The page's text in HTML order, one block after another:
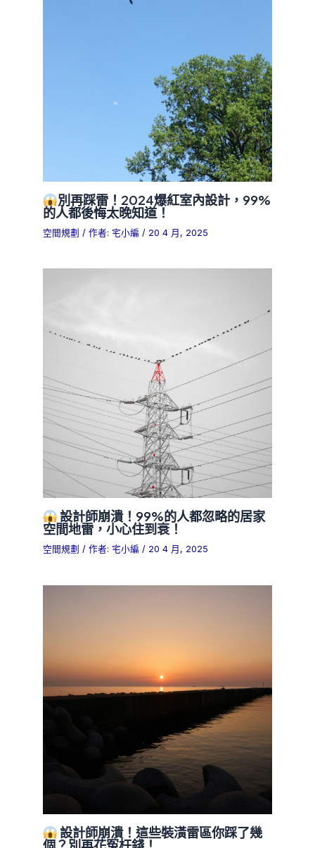
別再踩雷！2024爆紅室內設計，99%
的人都後悔太晚知道！
空間規劃 / 作者: 宅小編/ 20 4 月, 2025
設計師崩潰！99%的人都忽略的居家
空間地雷，小心住到衰！
空間規劃 / 作者: 宅小編/ 20 4 月, 2025
設計師崩潰！這些裝潢雷區你踩了幾